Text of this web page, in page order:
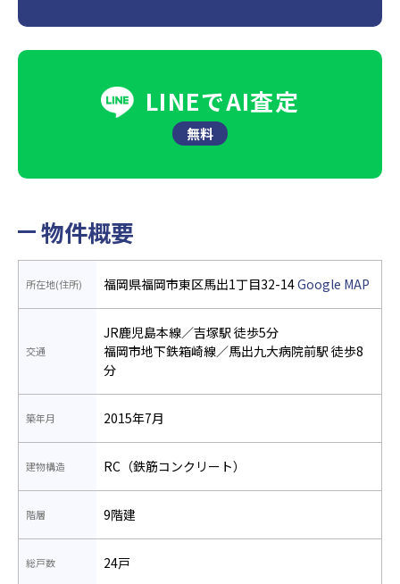
LINEでAI査定
無料
物件概要
所在地(住所) 福岡県福岡市東区馬出1丁目32-14Google MAP
交通
JR鹿児島本線／吉塚駅 徒歩5分
福岡市地下鉄箱崎線／馬出九大病院前駅 徒歩8
分
築年月 2015年7月
建物構造 RC（鉄筋コンクリート）
階層 9階建
総戸数 24戸